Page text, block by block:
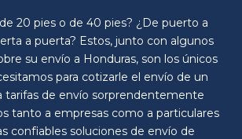
20 pies o de 40 pies? ¿De puerto a
a puerta? Estos, junto con algunos
su envío a Honduras, son los únicos
para cotizarle el envío de un
tarifas de envío sorprendentemente
tanto a empresas como a particulares
confiables soluciones de envío de